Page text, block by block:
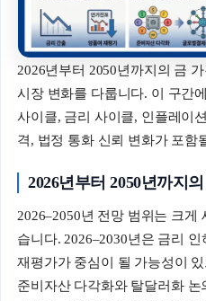
2026년부터 2050년까지의 금
시장 변화를 다룹니다. 이 구간
사이클, 금리 사이클, 인플레이
격, 법정 통화 신뢰 변화가 포함
2026년부터 2050년까지
2026–2050년 전망 범위는 크게
습니다. 2026–2030년은 금리
재평가가 중심이 될 가능성이
준비자산 다각화와 탈달러화 논